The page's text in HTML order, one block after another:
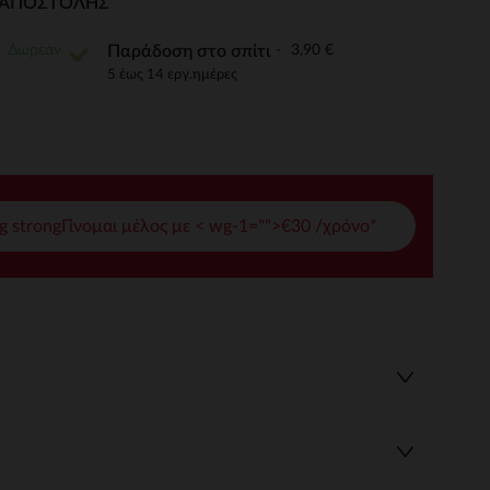
να διαχειριστείτε τις ρυθμίσεις απορρήτου,
ΑΠΟΣΤΟΛΉΣ
Παράδοση στο σπίτι 3,90 €
5 έως 14 εργ.ημέρες
strongΓίνομαι μέλος με < wg-1="">€30 /χρόνο*